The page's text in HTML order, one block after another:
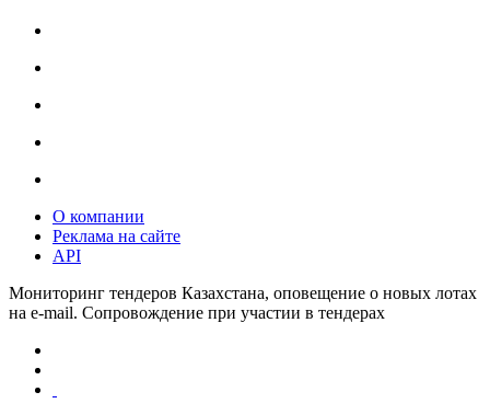
О компании
Реклама на сайте
API
Мониторинг тендеров Казахстана, оповещение о новых лотах
на e-mail. Сопровождение при участии в тендерах